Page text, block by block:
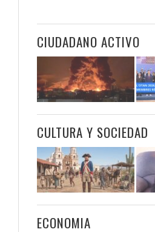
CIUDADANO ACTIVO
CULTURA Y SOCIEDAD
ECONOMIA